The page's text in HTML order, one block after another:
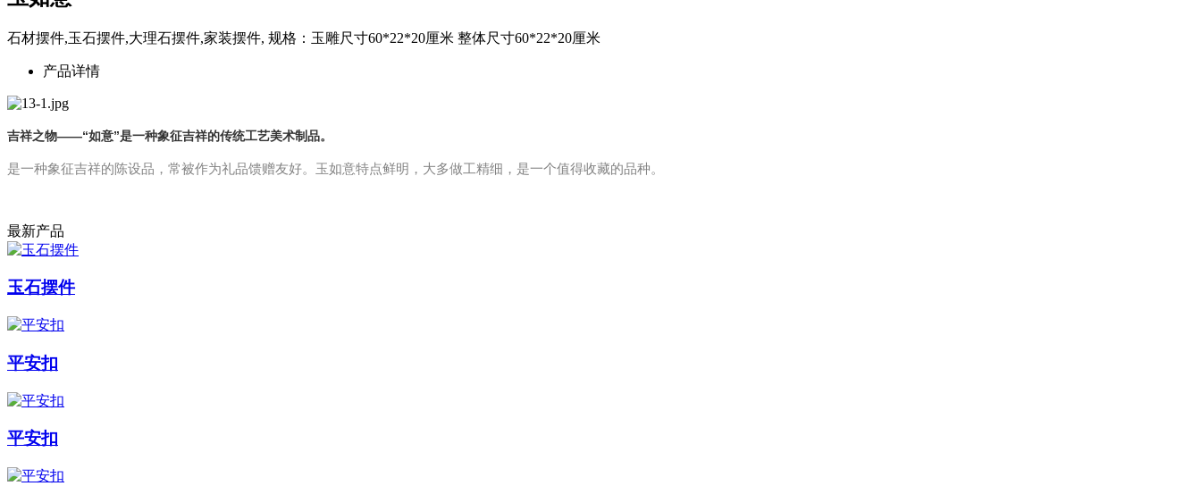
石材摆件,玉石摆件,大理石摆件,家装摆件, 规格：玉雕尺寸60*22*20厘米 整体尺寸60*22*20厘米
产品详情
吉祥之物——“如意”是一种象征吉祥的传统工艺美术制品。
是一种象征吉祥的陈设品，常被作为礼品馈赠友好。玉如意特点鲜明，大多做工精细，是一个值得收藏的品种。
最新产品
玉石摆件
平安扣
平安扣